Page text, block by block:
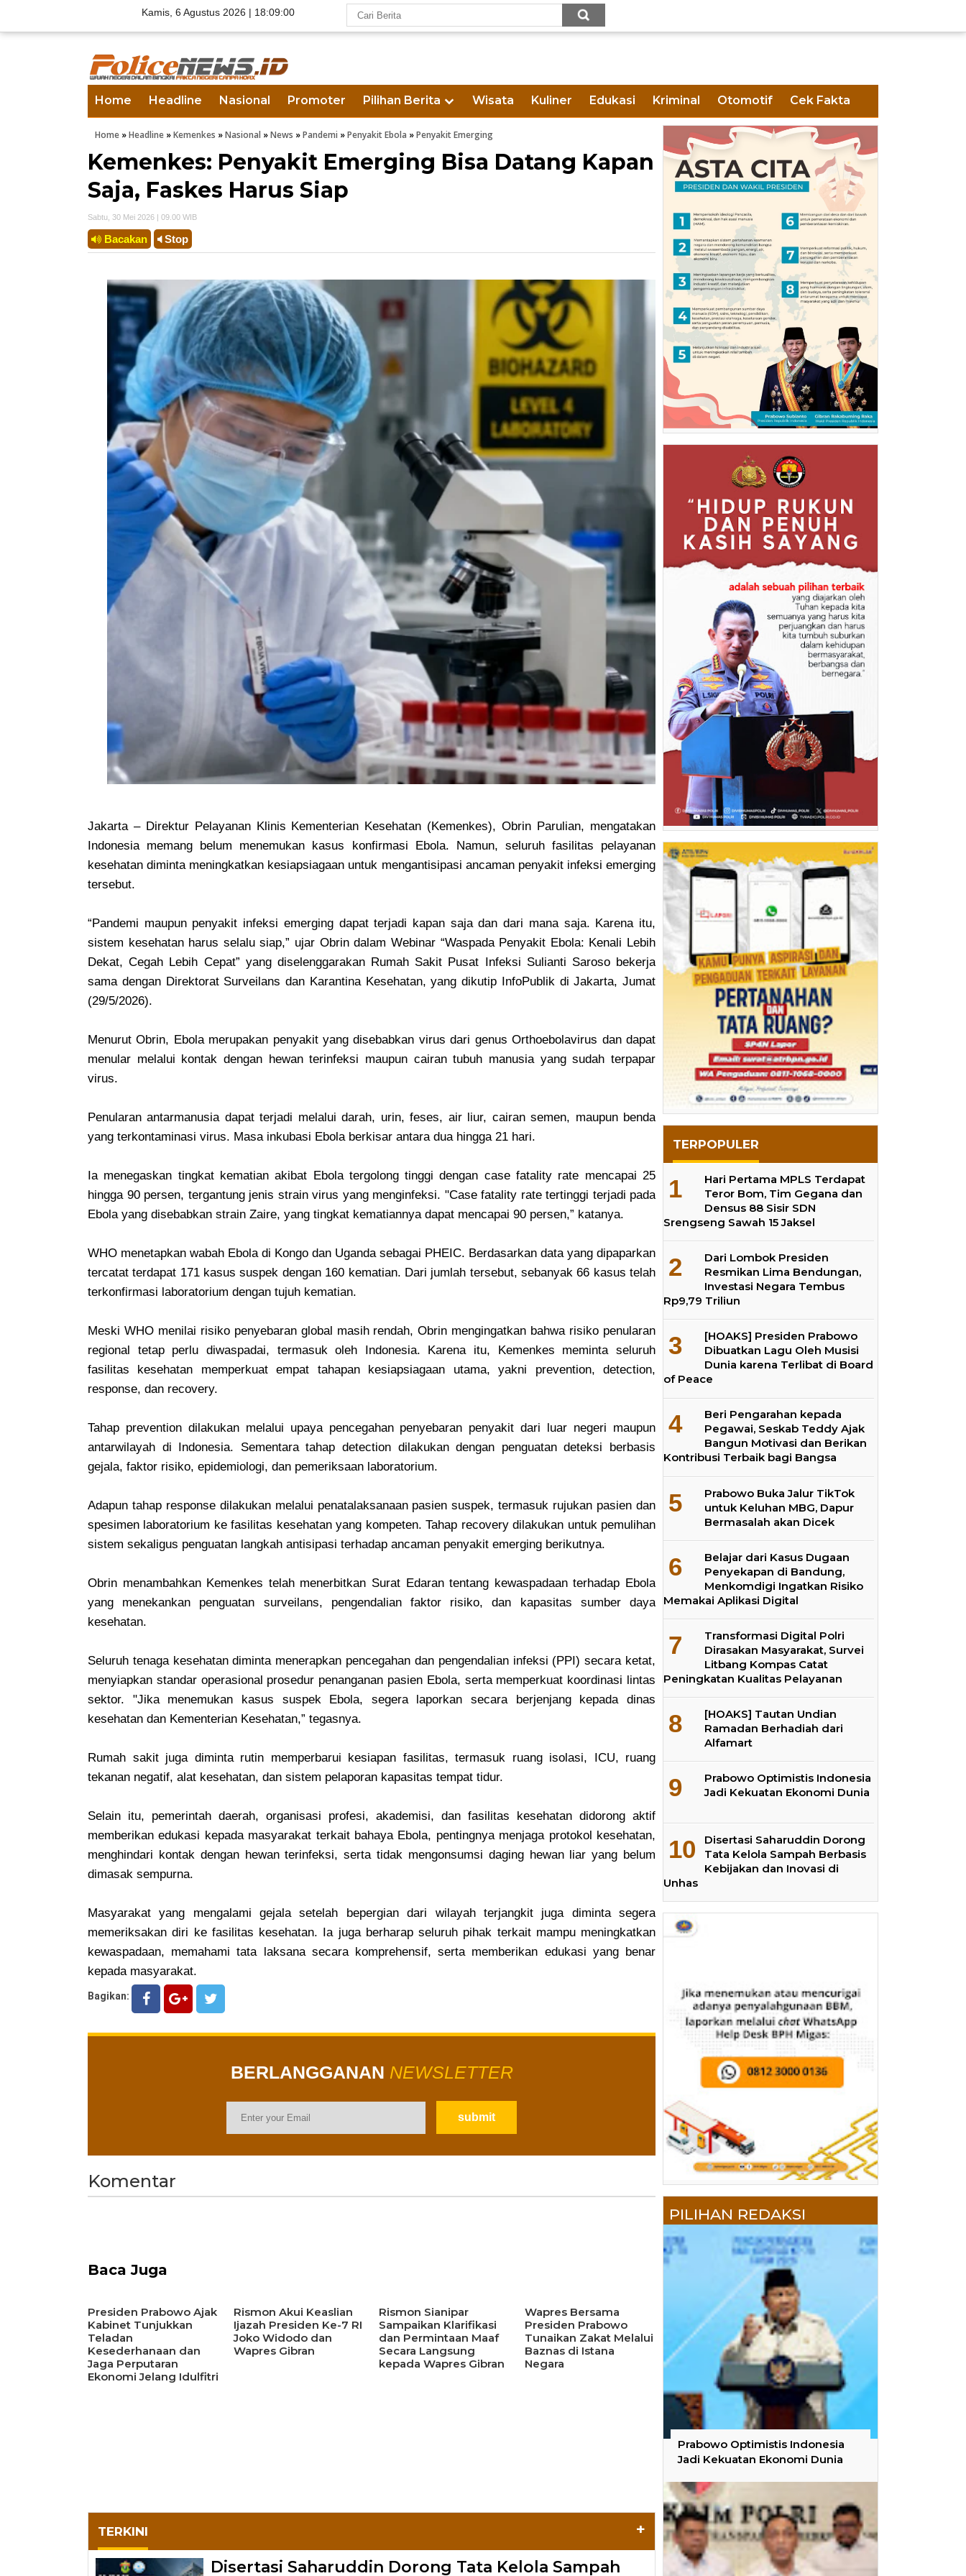
Kamis, 6 Agustus 2026 | 18:09:01
Home Headline Nasional Promoter Pilihan Berita Wisata Kuliner Edukasi Kriminal Otomotif Cek Fakta
Home »Headline »Kemenkes »Nasional »News »Pandemi »Penyakit Ebola »Penyakit Emerging
Kemenkes: Penyakit Emerging Bisa Datang Kapan
Saja, Faskes Harus Siap
Sabtu, 30 Mei 2026 | 09.00 WIB
Bacakan Stop
Jakarta – Direktur Pelayanan Klinis Kementerian Kesehatan (Kemenkes), Obrin Parulian, mengatakan
Indonesia memang belum menemukan kasus konfirmasi Ebola. Namun, seluruh fasilitas pelayanan
kesehatan diminta meningkatkan kesiapsiagaan untuk mengantisipasi ancaman penyakit infeksi emerging
tersebut.
“Pandemi maupun penyakit infeksi emerging dapat terjadi kapan saja dan dari mana saja. Karena itu,
sistem kesehatan harus selalu siap,” ujar Obrin dalam Webinar “Waspada Penyakit Ebola: Kenali Lebih
Dekat, Cegah Lebih Cepat” yang diselenggarakan Rumah Sakit Pusat Infeksi Sulianti Saroso bekerja
sama dengan Direktorat Surveilans dan Karantina Kesehatan, yang dikutip InfoPublik di Jakarta, Jumat
(29/5/2026).
Menurut Obrin, Ebola merupakan penyakit yang disebabkan virus dari genus Orthoebolavirus dan dapat
menular melalui kontak dengan hewan terinfeksi maupun cairan tubuh manusia yang sudah terpapar
virus.
Penularan antarmanusia dapat terjadi melalui darah, urin, feses, air liur, cairan semen, maupun benda
yang terkontaminasi virus. Masa inkubasi Ebola berkisar antara dua hingga 21 hari.
Ia menegaskan tingkat kematian akibat Ebola tergolong tinggi dengan case fatality rate mencapai 25
hingga 90 persen, tergantung jenis strain virus yang menginfeksi. "Case fatality rate tertinggi terjadi pada
Ebola yang disebabkan strain Zaire, yang tingkat kematiannya dapat mencapai 90 persen,” katanya.
WHO menetapkan wabah Ebola di Kongo dan Uganda sebagai PHEIC. Berdasarkan data yang dipaparkan
tercatat terdapat 171 kasus suspek dengan 160 kematian. Dari jumlah tersebut, sebanyak 66 kasus telah
terkonfirmasi laboratorium dengan tujuh kematian.
Meski WHO menilai risiko penyebaran global masih rendah, Obrin mengingatkan bahwa risiko penularan
regional tetap perlu diwaspadai, termasuk oleh Indonesia. Karena itu, Kemenkes meminta seluruh
fasilitas kesehatan memperkuat empat tahapan kesiapsiagaan utama, yakni prevention, detection,
response, dan recovery.
Tahap prevention dilakukan melalui upaya pencegahan penyebaran penyakit dari luar negeri maupun
antarwilayah di Indonesia. Sementara tahap detection dilakukan dengan penguatan deteksi berbasis
gejala, faktor risiko, epidemiologi, dan pemeriksaan laboratorium.
Adapun tahap response dilakukan melalui penatalaksanaan pasien suspek, termasuk rujukan pasien dan
spesimen laboratorium ke fasilitas kesehatan yang kompeten. Tahap recovery dilakukan untuk pemulihan
sistem sekaligus penguatan langkah antisipasi terhadap ancaman penyakit emerging berikutnya.
Obrin menambahkan Kemenkes telah menerbitkan Surat Edaran tentang kewaspadaan terhadap Ebola
yang menekankan penguatan surveilans, pengendalian faktor risiko, dan kapasitas sumber daya
kesehatan.
Seluruh tenaga kesehatan diminta menerapkan pencegahan dan pengendalian infeksi (PPI) secara ketat,
menyiapkan standar operasional prosedur penanganan pasien Ebola, serta memperkuat koordinasi lintas
sektor. "Jika menemukan kasus suspek Ebola, segera laporkan secara berjenjang kepada dinas
kesehatan dan Kementerian Kesehatan,” tegasnya.
Rumah sakit juga diminta rutin memperbarui kesiapan fasilitas, termasuk ruang isolasi, ICU, ruang
tekanan negatif, alat kesehatan, dan sistem pelaporan kapasitas tempat tidur.
Selain itu, pemerintah daerah, organisasi profesi, akademisi, dan fasilitas kesehatan didorong aktif
memberikan edukasi kepada masyarakat terkait bahaya Ebola, pentingnya menjaga protokol kesehatan,
menghindari kontak dengan hewan terinfeksi, serta tidak mengonsumsi daging hewan liar yang belum
dimasak sempurna.
Masyarakat yang mengalami gejala setelah bepergian dari wilayah terjangkit juga diminta segera
memeriksakan diri ke fasilitas kesehatan. Ia juga berharap seluruh pihak terkait mampu meningkatkan
kewaspadaan, memahami tata laksana secara komprehensif, serta memberikan edukasi yang benar
kepada masyarakat.
Bagikan:
BERLANGGANAN NEWSLETTER
Komentar
Baca Juga
Presiden Prabowo Ajak
Kabinet Tunjukkan
Teladan
Kesederhanaan dan
Jaga Perputaran
Ekonomi Jelang Idulfitri
Rismon Akui Keaslian
Ijazah Presiden Ke-7 RI
Joko Widodo dan
Wapres Gibran
Rismon Sianipar
Sampaikan Klarifikasi
dan Permintaan Maaf
Secara Langsung
kepada Wapres Gibran
Wapres Bersama
Presiden Prabowo
Tunaikan Zakat Melalui
Baznas di Istana
Negara
TERKINI
+
Disertasi Saharuddin Dorong Tata Kelola Sampah
TERPOPULER
Hari Pertama MPLS Terdapat
Teror Bom, Tim Gegana dan
Densus 88 Sisir SDN
Srengseng Sawah 15 Jaksel
Dari Lombok Presiden
Resmikan Lima Bendungan,
Investasi Negara Tembus
Rp9,79 Triliun
[HOAKS] Presiden Prabowo
Dibuatkan Lagu Oleh Musisi
Dunia karena Terlibat di Board
of Peace
Beri Pengarahan kepada
Pegawai, Seskab Teddy Ajak
Bangun Motivasi dan Berikan
Kontribusi Terbaik bagi Bangsa
Prabowo Buka Jalur TikTok
untuk Keluhan MBG, Dapur
Bermasalah akan Dicek
Belajar dari Kasus Dugaan
Penyekapan di Bandung,
Menkomdigi Ingatkan Risiko
Memakai Aplikasi Digital
Transformasi Digital Polri
Dirasakan Masyarakat, Survei
Litbang Kompas Catat
Peningkatan Kualitas Pelayanan
[HOAKS] Tautan Undian
Ramadan Berhadiah dari
Alfamart
Prabowo Optimistis Indonesia
Jadi Kekuatan Ekonomi Dunia
Disertasi Saharuddin Dorong
Tata Kelola Sampah Berbasis
Kebijakan dan Inovasi di
Unhas
PILIHAN REDAKSI
Prabowo Optimistis Indonesia
Jadi Kekuatan Ekonomi Dunia